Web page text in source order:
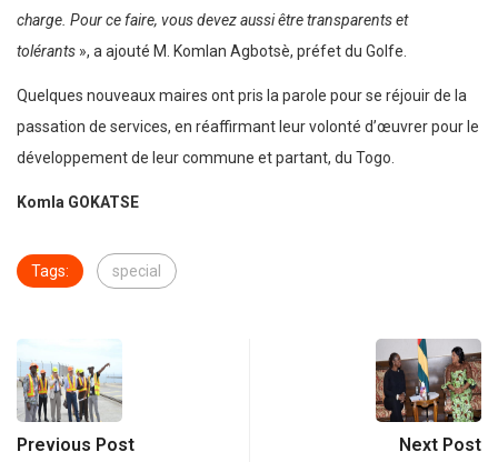
charge. Pour ce faire, vous devez aussi être transparents et
tolérants », a ajouté M. Komlan Agbotsè, préfet du Golfe.
Quelques nouveaux maires ont pris la parole pour se réjouir de la
passation de services, en réaffirmant leur volonté d’œuvrer pour le
développement de leur commune et partant, du Togo.
Komla GOKATSE
Tags: special
Previous Post Next Post